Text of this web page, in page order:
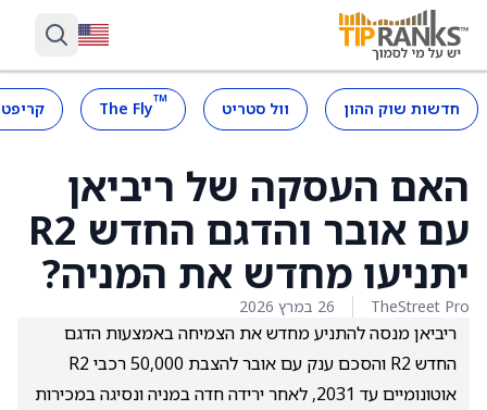
חדשות שוק ההון וול סטריט ™
The Fly
האם העסקה של ריביאן
עם אובר והדגם החדש R2
יתניעו מחדש את המניה?
TheStreet Pro 26 במרץ 2026
ריביאן מנסה להתניע מחדש את הצמיחה באמצעות הדגם
החדש R2 והסכם ענק עם אובר להצבת 50,000 רכבי R2
אוטונומיים עד 2031, לאחר ירידה חדה במניה ונסיגה במכירות